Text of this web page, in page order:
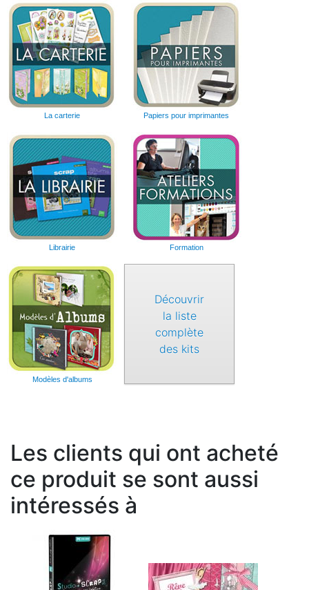
La carterie Papiers pour imprimantes
Librairie Formation
Modèles d'albums
Découvrir
la liste
complète
des kits
Les clients qui ont acheté
ce produit se sont aussi
intéressés à